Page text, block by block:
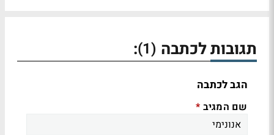
תגובות לכתבה (1)
:
הגב לכתבה
שם המגיב *